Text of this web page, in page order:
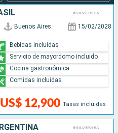
Buenos Aires 15/02/2028
US$ 12,900 Tasas incluidas
Bebidas incluidas
Servicio de mayordomo incluido
Cocina gastronómica
Comidas incluidas